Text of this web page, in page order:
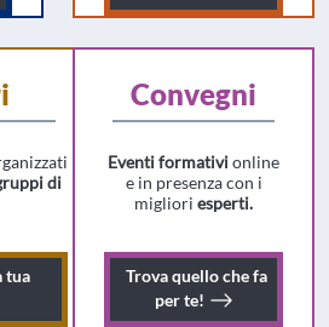
di
tua
un seminario nella tua scuola!
Convegni
Eventi formativionline
e in presenza con i
migliori esperti.
Trovaquello che fa
per te! Trova il